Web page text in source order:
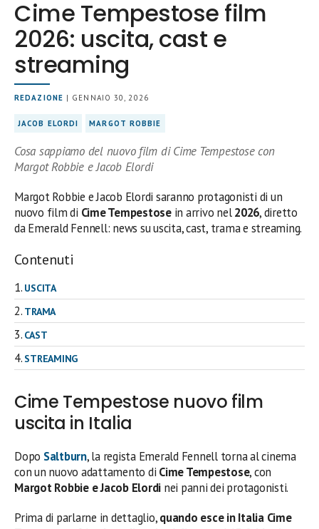
Cime Tempestose film
2026: uscita, cast e
streaming
REDAZIONE | GENNAIO 30, 2026
JACOB ELORDI MARGOT ROBBIE
Cosa sappiamo del nuovo film di Cime Tempestose con
Margot Robbie e Jacob Elordi
Margot Robbie e Jacob Elordi saranno protagonisti di un
nuovo film di Cime Tempestosein arrivo nel2026, diretto
da Emerald Fennell: news su uscita, cast, trama e streaming.
Contenuti
USCITA
TRAMA
CAST
STREAMING
Cime Tempestose nuovo film
uscita in Italia
Dopo Saltburn, la regista Emerald Fennell torna al cinema
con un nuovo adattamento di Cime Tempestose, con
Margot Robbie e Jacob Elordi nei panni dei protagonisti.
Prima di parlarne in dettaglio,quando esce in Italia Cime